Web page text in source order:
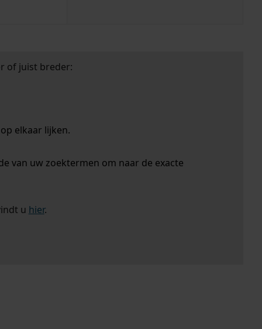
of juist breder:
elkaar lijken.
van uw zoektermen om naar de exacte
u hier.